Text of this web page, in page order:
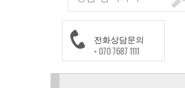
전화상담문의
+ 070 7687 1111